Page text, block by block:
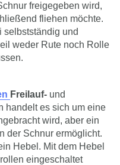
freigegeben wird,
fliehen möchte.
selbstständig und
weder Rute noch Rolle
Freilauf- und
handelt es sich um eine
wird, aber ein
der Schnur ermöglicht.
Hebel. Mit dem Hebel
eingeschaltet